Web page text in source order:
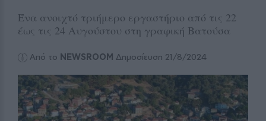
Ένα ανοιχτό τριήμερο εργαστήριο από τις 22
έως τις 24 Αυγούστου στη γραφική Βατούσα
Από το NEWSROOM Δημοσίευση 21/8/2024